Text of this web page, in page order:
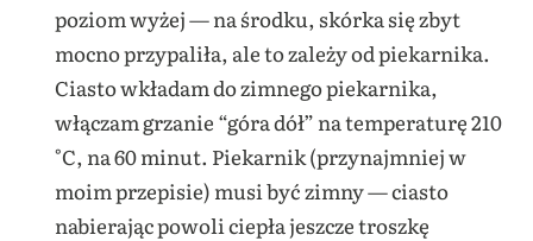
poziom wyżej — na środku, skórka się zbyt
mocno przypaliła, ale to zależy od piekarnika.
Ciasto wkładam do zimnego piekarnika,
włączam grzanie “góra dół” na temperaturę 210
°C, na 60 minut. Piekarnik (przynajmniej w
moim przepisie) musi być zimny — ciasto
nabierając powoli ciepła jeszcze troszkę